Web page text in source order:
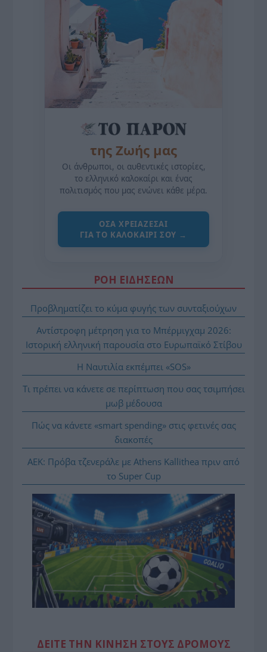
της Ζωής μας
Οι άνθρωποι, οι αυθεντικές ιστορίες,
το ελληνικό καλοκαίρι και ένας
πολιτισμός που μας ενώνει κάθε μέρα.
ΌΣΑ ΧΡΕΙΆΖΕΣΑΙ
ΓΙΑ ΤΟ ΚΑΛΟΚΑΊΡΙ ΣΟΥ →
ΡΟΗ ΕΙΔΗΣΕΩΝ
Προβληματίζει το κύμα φυγής των συνταξιούχων
Αντίστροφη μέτρηση για το Μπέρμιγχαμ 2026:
Ιστορική ελληνική παρουσία στο Ευρωπαϊκό Στίβου
Η Ναυτιλία εκπέμπει «SOS»
Τι πρέπει να κάνετε σε περίπτωση που σας τσιμπήσει
μωβ μέδουσα
Πώς να κάνετε «smart spending» στις φετινές σας
διακοπές
ΑΕΚ: Πρόβα τζενεράλε με Athens Kallithea πριν από
το Super Cup
ΔΕΙΤΕ ΤΗΝ ΚΙΝΗΣΗ ΣΤΟΥΣ ΔΡΌΜΟΥΣ